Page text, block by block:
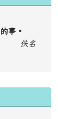
事。
佚名